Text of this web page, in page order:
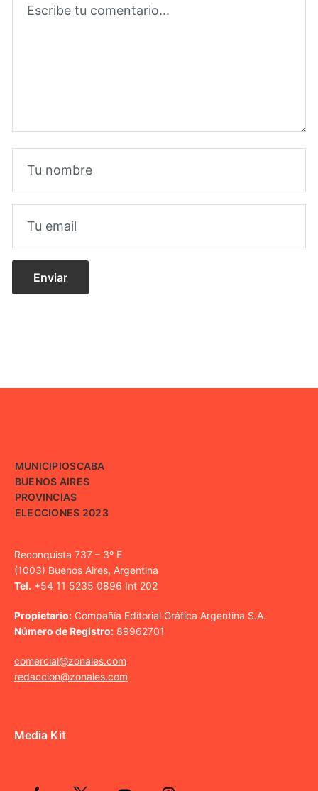
MUNICIPIOSCABA
BUENOS AIRES
PROVINCIAS
ELECCIONES 2023
Reconquista 737 – 3º E
(1003) Buenos Aires, Argentina
Tel. +54 11 5235 0896 Int 202
Propietario: Compañía Editorial Gráfica Argentina S.A.
Número de Registro: 89962701
comercial@zonales.com
redaccion@zonales.com
Media Kit